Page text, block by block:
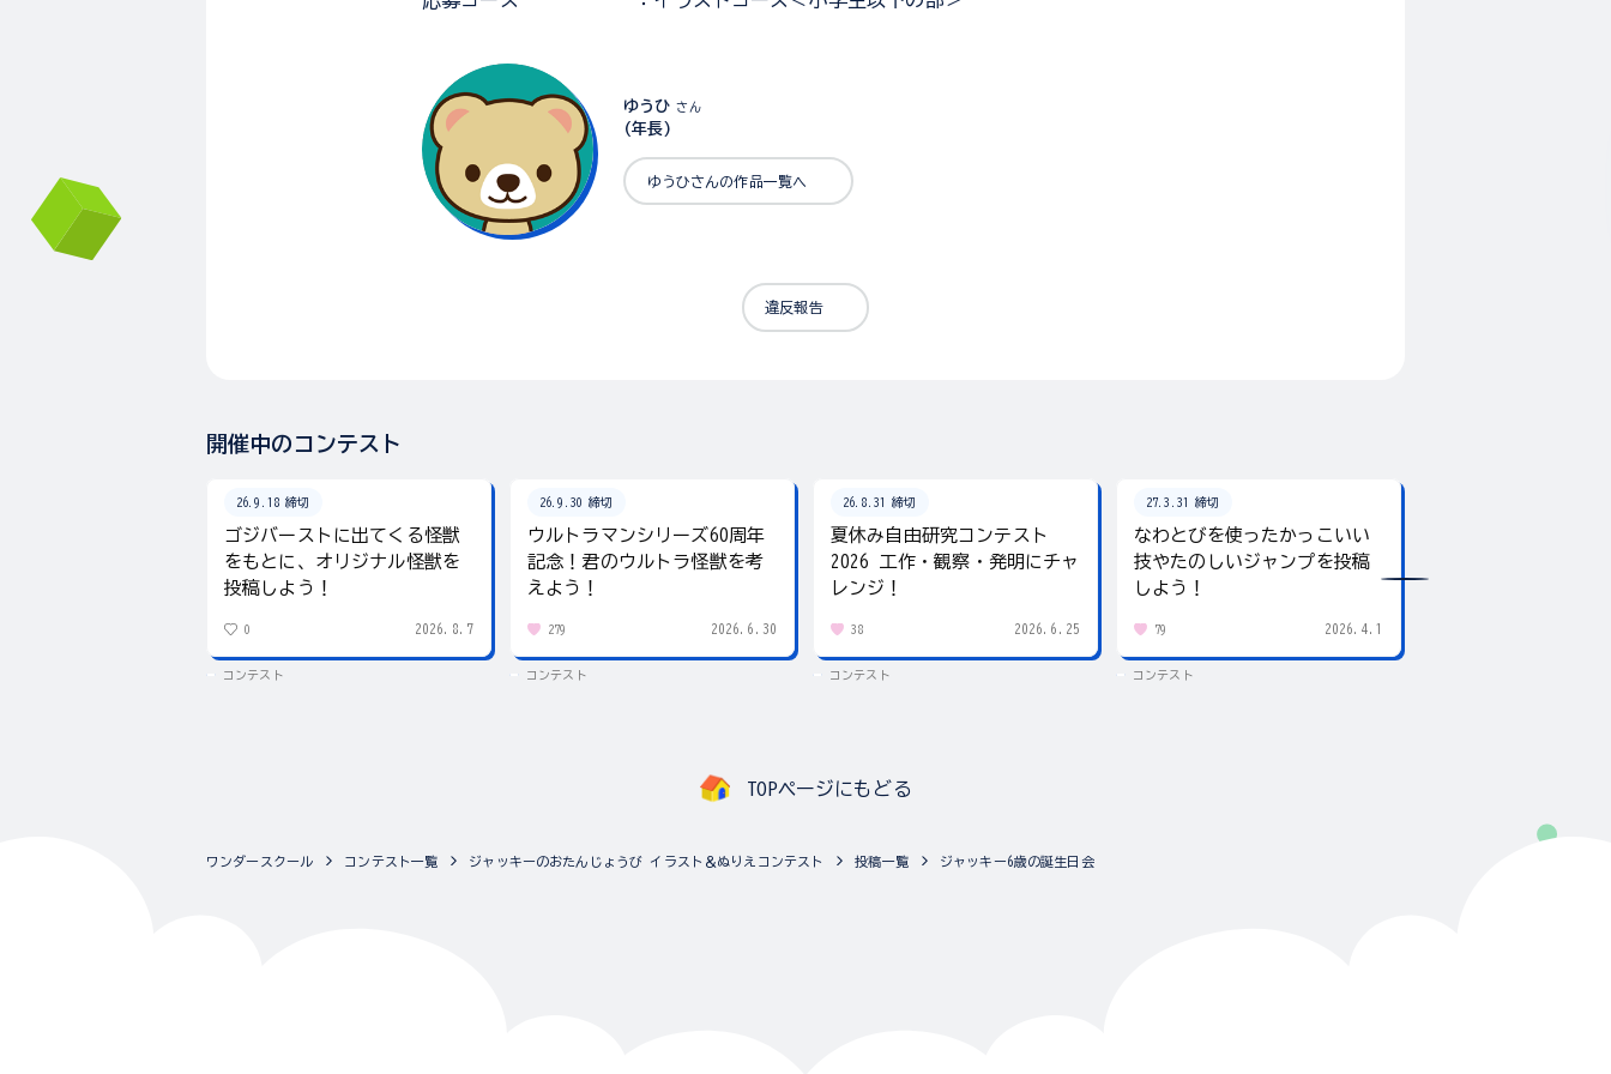
ゆうひ さん
(年長)
ゆうひさんの作品一覧へ
違反報告
開催中のコンテスト
26.9.18 締切
ゴジバーストに出てくる怪獣
をもとに、オリジナル怪獣を
投稿しよう！
0 2026.8.7
コンテスト
26.9.30 締切
ウルトラマンシリーズ60周年
記念！君のウルトラ怪獣を考
えよう！
279 2026.6.30
コンテスト
26.8.31 締切
夏休み自由研究コンテスト
2026 工作・観察・発明にチャ
レンジ！
38 2026.6.25
コンテスト
27.3.31 締切
なわとびを使ったかっこいい
技やたのしいジャンプを投稿
しよう！
79 2026.4.1
コンテスト
TOPページにもどる
ワンダースクール コンテスト一覧 ジャッキーのおたんじょうび イラスト＆ぬりえコンテスト 投稿一覧 ジャッキー6歳の誕生日会